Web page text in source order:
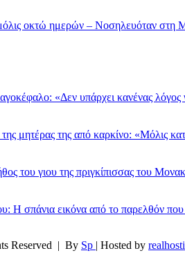
οκτώ ημερών – Νοσηλευόταν
«Δεν υπάρχει κανένας
μητέρας της από καρκίνο: «Μόλις
του γιου της πριγκίπισσας του
Η σπάνια εικόνα από το παρελθόν
Reserved | By Sp | Hosted by